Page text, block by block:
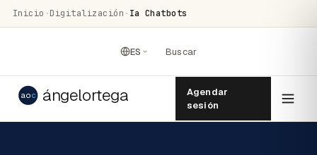
Inicio ·Digitalización · Ia Chatbots
ES Buscar
aoc ángelortega
Agendar
sesión